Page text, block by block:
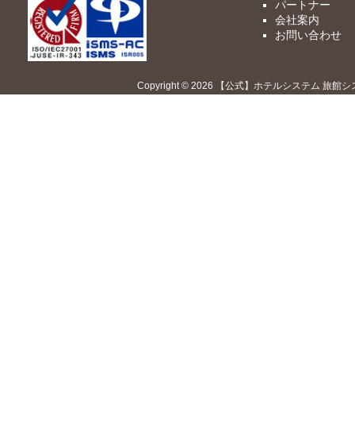
パートナー
会社案内
お問い合わせ
Copyright © 2026 【公式】ホテルシステム 旅館